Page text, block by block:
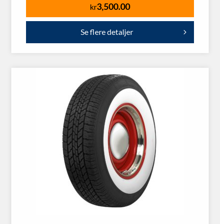
kr3,500.00
Se flere detaljer